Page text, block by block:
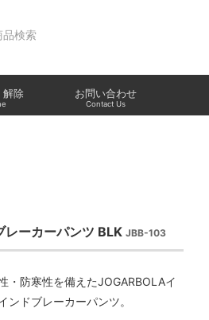
解除 お問い合わせ
Contact Us
レーカーパンツ BLKJBB-103
・防寒性を備えたJOGARBOLAイ
ンドブレーカーパンツ。